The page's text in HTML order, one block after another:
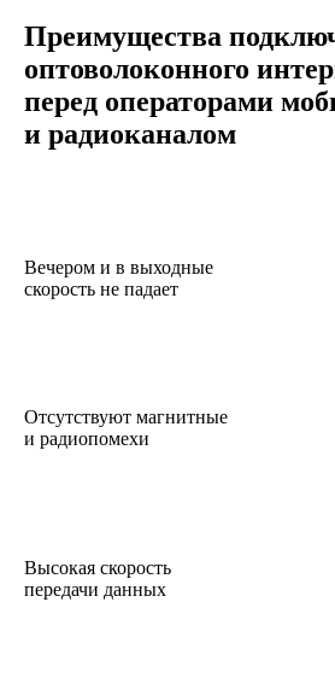
Преимущества
оптоволоконного
перед операторами
и радиоканалом
Вечером и в выходные
скорость не падает
Отсутствуют магнитные
и радиопомехи
Высокая скорость
передачи данных